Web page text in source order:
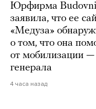
Юрфирма
заявила, что ее
«Медуза»
о том, что она
от мобилизации —
генерала
4 часа назад